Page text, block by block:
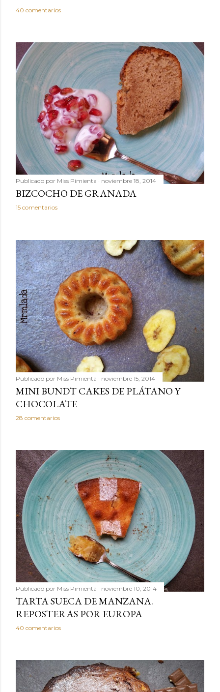
40 comentarios
Publicado por Miss Pimienta noviembre 18, 2014
BIZCOCHO DE GRANADA
15 comentarios
Publicado por Miss Pimienta noviembre 15, 2014
MINI BUNDT CAKES DE PLÁTANO Y
CHOCOLATE
28 comentarios
Publicado por Miss Pimienta noviembre 10, 2014
TARTA SUECA DE MANZANA.
REPOSTERAS POR EUROPA
40 comentarios